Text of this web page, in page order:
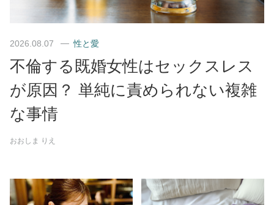
2026.08.07 性と愛
不倫する既婚女性はセックスレス
が原因？ 単純に責められない複雑
な事情
おおしま りえ